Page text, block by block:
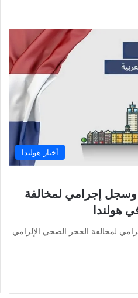
أخبار هولندا
435 يورو، وسجل إجرامي لمخالفة
هولندا
وسجل إجرامي لمخالفة الحجر الصحي الإلزامي